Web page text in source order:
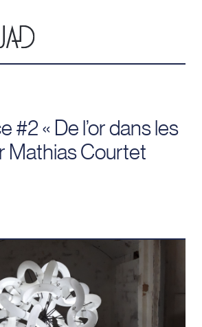
#2 « De l’or dans les
Mathias Courtet